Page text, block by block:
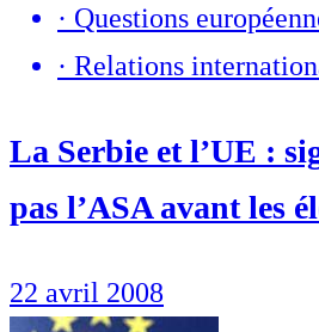
· Questions
· Relations
La Serbie et l’UE :
pas l’ASA avant les
22 avril 2008